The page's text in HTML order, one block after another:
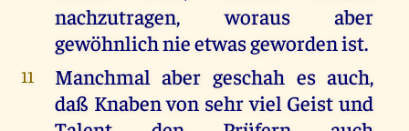
nachzutragen, woraus aber
gewöhnlich nie etwas geworden ist.
11
Manchmal aber geschah es auch,
daß Knaben von sehr viel Geist und